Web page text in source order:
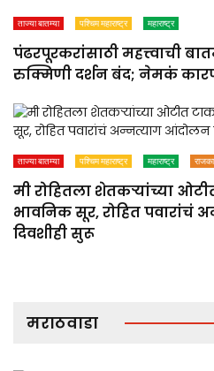
ताज्या बातम्या पश्चिम महाराष्ट्र महाराष्ट्र
पंढरपूरकरांसाठी महत्त्वाची
रुक्मिणी दर्शन बंद; नेमकं
ताज्या बातम्या पश्चिम महाराष्ट्र महाराष्ट्र
मी रोहितला शेतकऱ्यांच्या
भावनिक सूर, रोहित पवारांचं
दिवशीही सुरू
मराठवाडा